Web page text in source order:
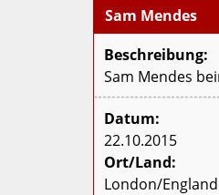
Sam Mendes
Beschreibung:
Sam Mendes
Datum:
22.10.2015
Ort/Land:
London/England